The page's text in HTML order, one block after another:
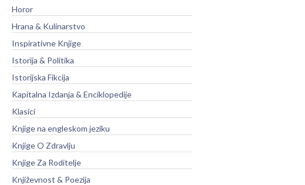
Horor
Hrana & Kulinarstvo
Inspirativne Knjige
Istorija & Politika
Istorijska Fikcija
Kapitalna Izdanja & Enciklopedije
Klasici
Knjige na engleskom jeziku
Knjige O Zdravlju
Knjige Za Roditelje
Književnost & Poezija